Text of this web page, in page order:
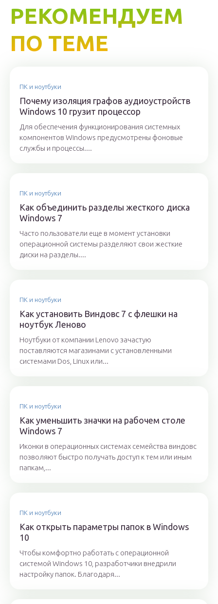
РЕКОМЕНДУЕМ
ПО ТЕМЕ
ПК и ноутбуки
Почему изоляция графов аудиоустройств
Windows 10 грузит процессор
Для обеспечения функционирования системных
компонентов Windows предусмотрены фоновые
службы и процессы....
ПК и ноутбуки
Как объединить разделы жесткого диска
Windows 7
Часто пользователи еще в момент установки
операционной системы разделяют свои жесткие
диски на разделы....
ПК и ноутбуки
Как установить Виндовс 7 с флешки на
ноутбук Леново
Ноутбуки от компании Lenovo зачастую
поставляются магазинами с установленными
системами Dos, Linux или...
ПК и ноутбуки
Как уменьшить значки на рабочем столе
Windows 7
Иконки в операционных системах семейства виндовс
позволяют быстро получать доступ к тем или иным
папкам,...
ПК и ноутбуки
Как открыть параметры папок в Windows
10
Чтобы комфортно работать с операционной
системой Windows 10, разработчики внедрили
настройку папок. Благодаря...